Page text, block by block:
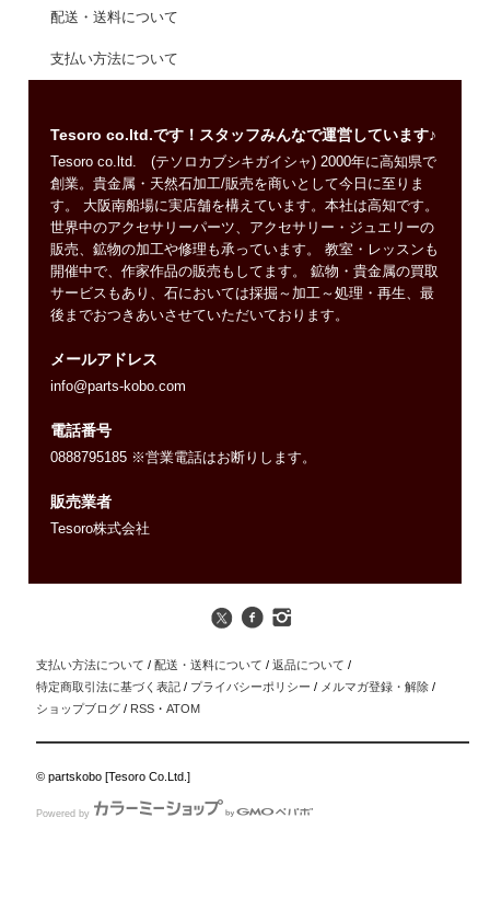
配送・送料について
支払い方法について
Tesoro co.ltd.です！スタッフみんなで運営しています♪
Tesoro co.ltd. (テソロカブシキガイシャ) 2000年に高知県で
創業。貴金属・天然石加工/販売を商いとして今日に至りま
す。 大阪南船場に実店舗を構えています。本社は高知です。
世界中のアクセサリーパーツ、アクセサリー・ジュエリーの
販売、鉱物の加工や修理も承っています。 教室・レッスンも
開催中で、作家作品の販売もしてます。 鉱物・貴金属の買取
サービスもあり、石においては採掘～加工～処理・再生、最
後までおつきあいさせていただいております。
メールアドレス
info@parts-kobo.com
電話番号
0888795185 ※営業電話はお断りします。
販売業者
Tesoro株式会社
支払い方法について / 配送・送料について / 返品について /
特定商取引法に基づく表記 / プライバシーポリシー / メルマガ登録・解除 /
ショップブログ / RSS ・ATOM
© partskobo [Tesoro Co.Ltd.]
Powered by